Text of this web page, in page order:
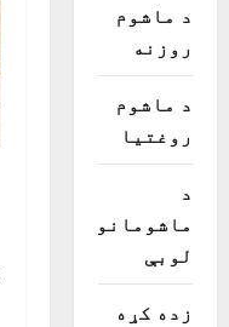
د ماشوم
روزنه
د ماشوم
روغتیا
د
ماشومانو
لوبې
زده کړه